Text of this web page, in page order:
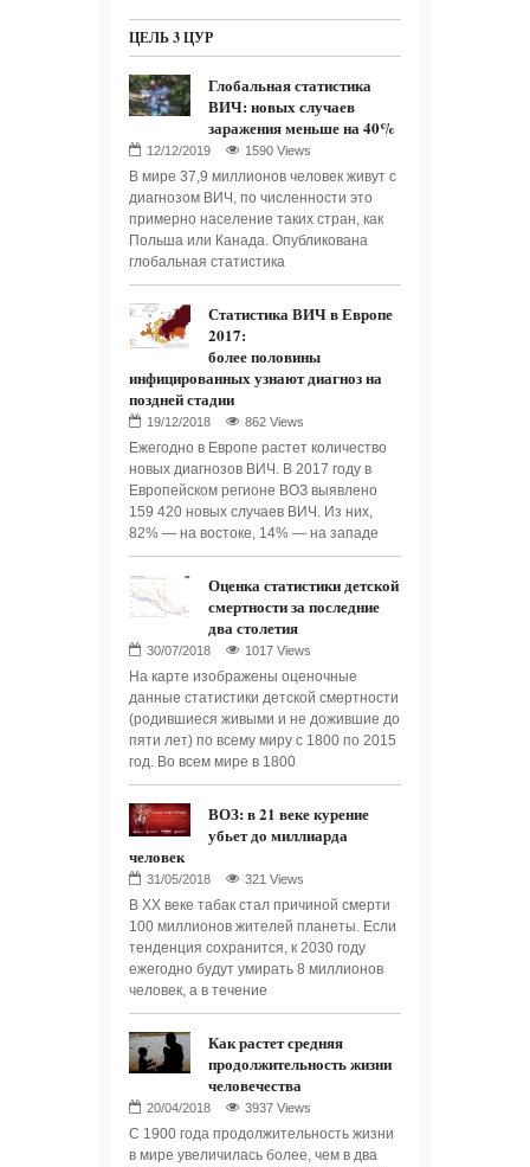
ЦЕЛЬ 3 ЦУР
Глобальная статистика
ВИЧ: новых случаев
заражения меньше на 40%
1590 Views
В мире 37,9 миллионов человек живут с
диагнозом ВИЧ, по численности это
примерно население таких стран, как
Польша или Канада. Опубликована
глобальная статистика
Статистика ВИЧ в Европе
2017:
более половины
инфицированных узнают диагноз на
поздней стадии
862 Views
Ежегодно в Европе растет количество
новых диагнозов ВИЧ. В 2017 году в
Европейском регионе ВОЗ выявлено
159 420 новых случаев ВИЧ. Из них,
82% — на востоке, 14% — на западе
Оценка статистики детской
смертности за последние
два столетия
1017 Views
На карте изображены оценочные
данные статистики детской смертности
(родившиеся живыми и не дожившие до
пяти лет) по всему миру с 1800 по 2015
год. Во всем мире в 1800
ВОЗ: в 21 веке курение
убьет до миллиарда
человек
321 Views
В XX веке табак стал причиной смерти
100 миллионов жителей планеты. Если
тенденция сохранится, к 2030 году
ежегодно будут умирать 8 миллионов
человек, а в течение
Как растет средняя
продолжительность жизни
человечества
3937 Views
С 1900 года продолжительность жизни
в мире увеличилась более, чем в два